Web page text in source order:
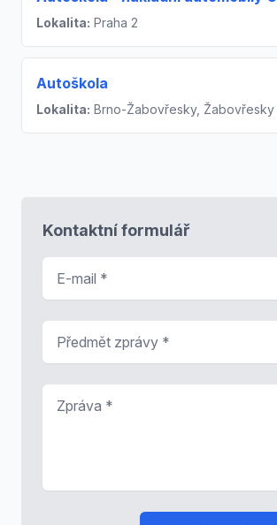
Lokalita: Praha 2
Autoškola
Lokalita: Brno-Žabovřesky, Žabovřesky
Kontaktní formulář